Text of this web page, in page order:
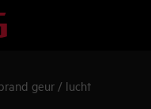
geur / lucht